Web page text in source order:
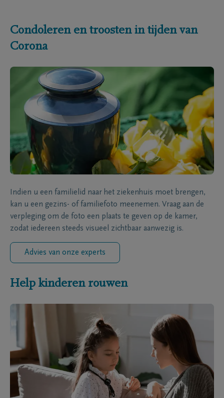
Condoleren en troosten in tijden van
Corona
Indien u een familielid naar het ziekenhuis moet brengen,
kan u een gezins- of familiefoto meenemen. Vraag aan de
verpleging om de foto een plaats te geven op de kamer,
zodat iedereen steeds visueel zichtbaar aanwezig is.
Advies van onze experts
Help kinderen rouwen